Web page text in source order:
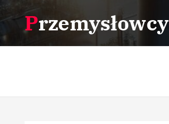
k
p
o
Przemysłowcy